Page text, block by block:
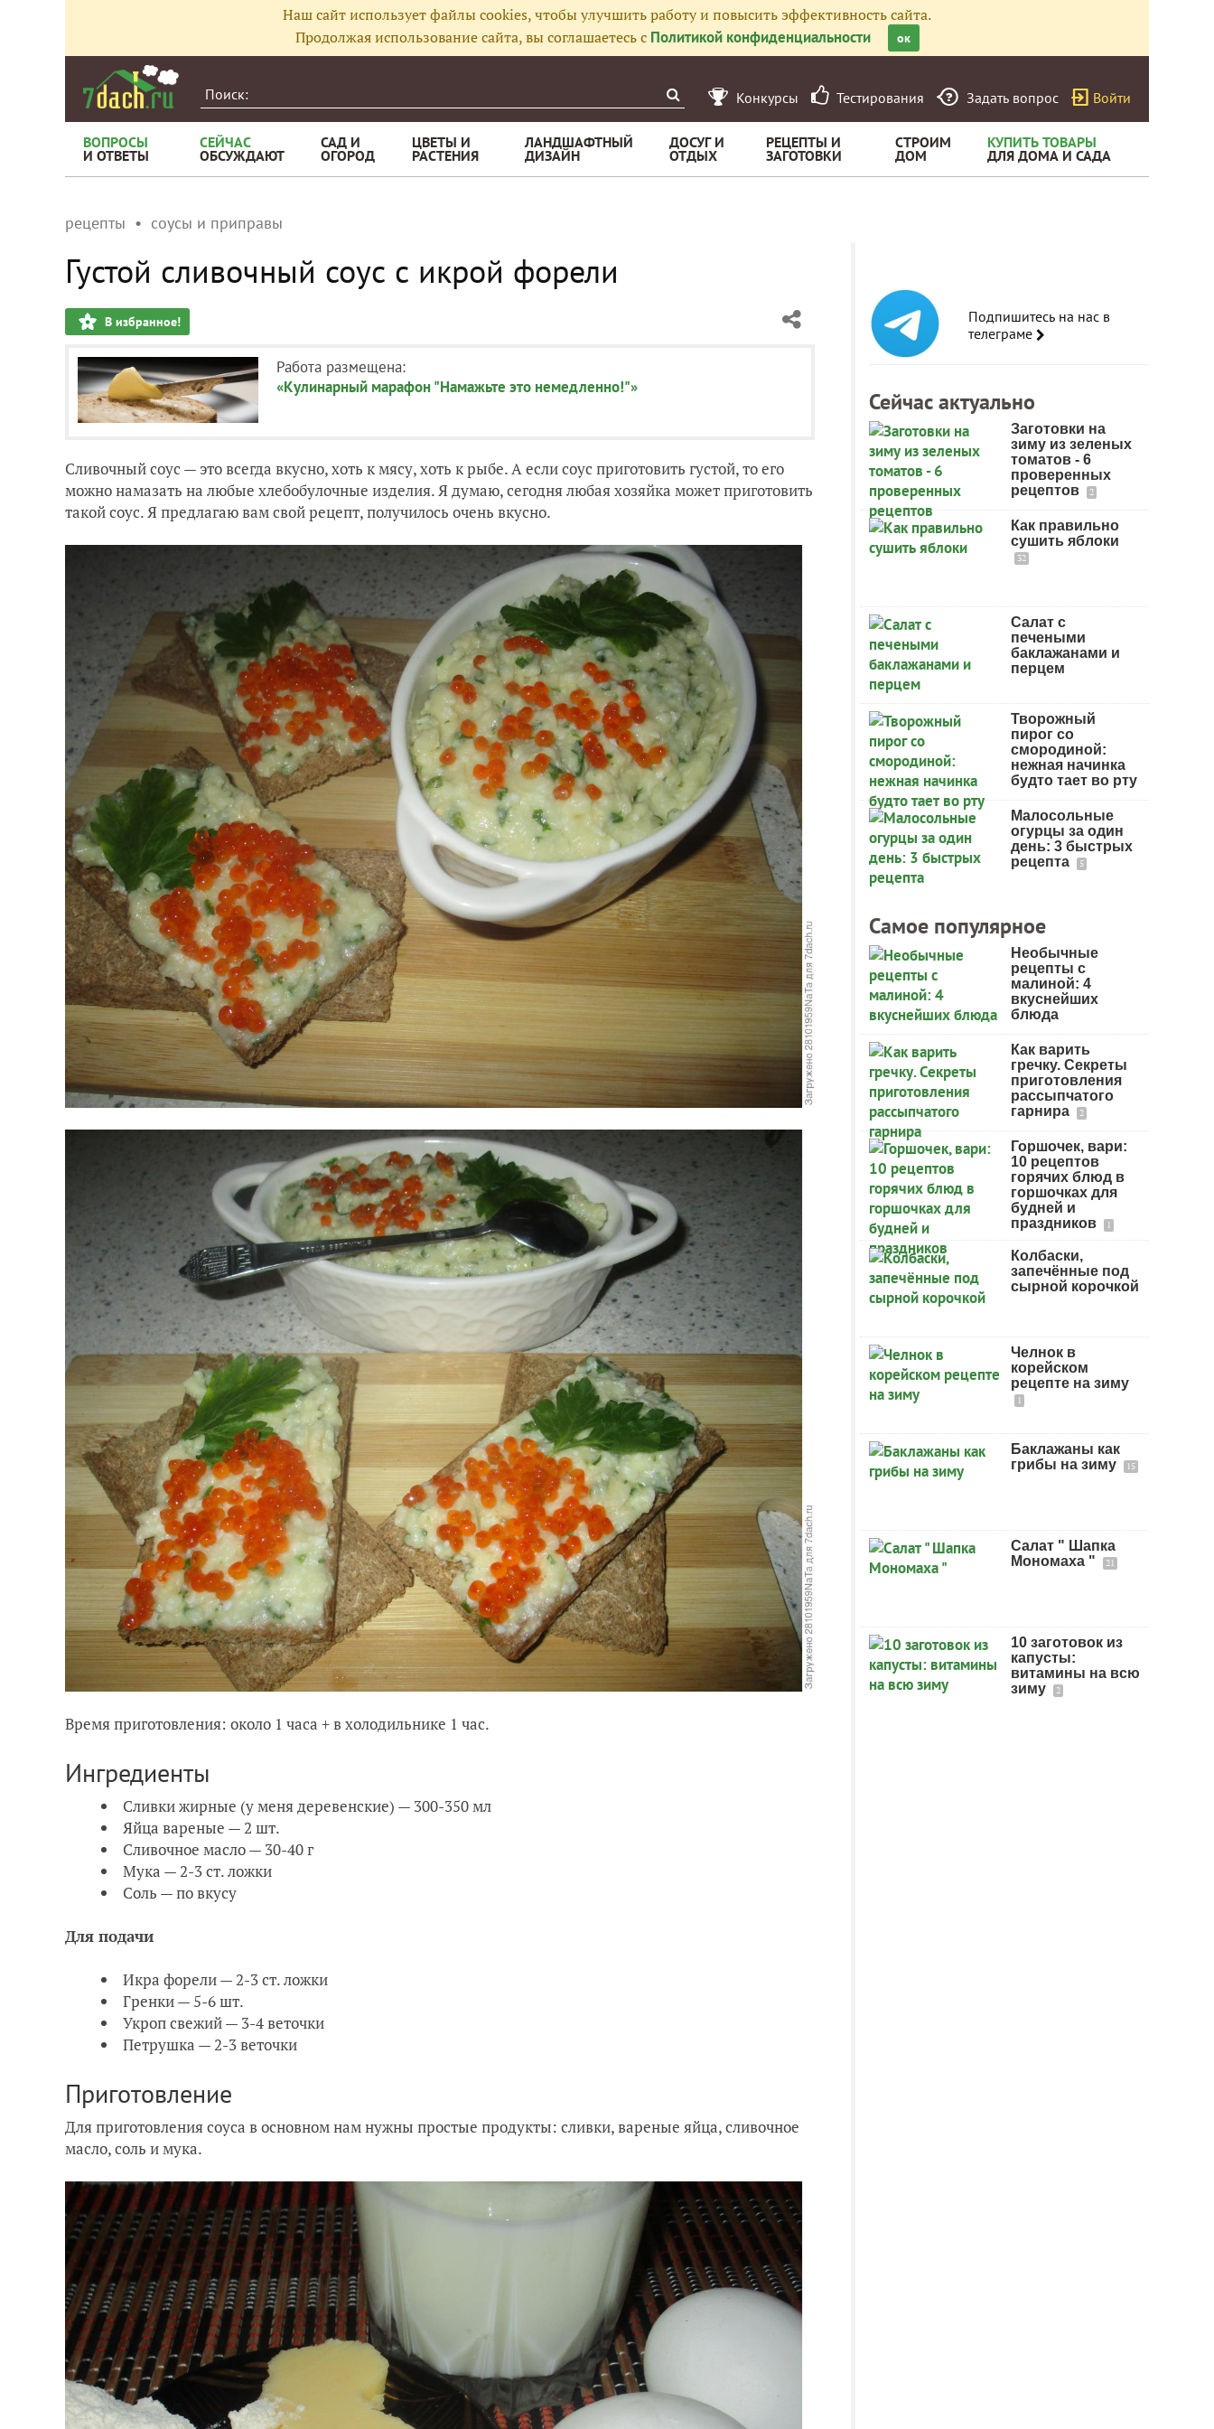
Наш сайт использует файлы cookies, чтобы улучшить работу и повысить эффективность сайта.
Продолжая использование сайта, вы соглашаетесь с Политикой конфиденциальности ок
Конкурсы Тестирования Задать вопрос Войти
ВОПРОСЫ
И ОТВЕТЫ
СЕЙЧАС
ОБСУЖДАЮТ
САД И
ОГОРОД
ЦВЕТЫ И
РАСТЕНИЯ
ЛАНДШАФТНЫЙ
ДИЗАЙН
ДОСУГ И
ОТДЫХ
РЕЦЕПТЫ И
ЗАГОТОВКИ
СТРОИМ
ДОМ
КУПИТЬ ТОВАРЫ
ДЛЯ ДОМА И САДА
рецепты соусы и приправы
Густой сливочный соус с икрой форели
В избранное!
Работа размещена:
«Кулинарный марафон "Намажьте это немедленно!"»
Сливочный соус — это всегда вкусно, хоть к мясу, хоть к рыбе. А если соус приготовить густой, то его
можно намазать на любые хлебобулочные изделия. Я думаю, сегодня любая хозяйка может приготовить
такой соус. Я предлагаю вам свой рецепт, получилось очень вкусно.
Время приготовления: около 1 часа + в холодильнике 1 час.
Ингредиенты
Сливки жирные (у меня деревенские) — 300-350 мл
Яйца вареные — 2 шт.
Сливочное масло — 30-40 г
Мука — 2-3 ст. ложки
Соль — по вкусу
Для подачи
Икра форели — 2-3 ст. ложки
Гренки — 5-6 шт.
Укроп свежий — 3-4 веточки
Петрушка — 2-3 веточки
Приготовление
Для приготовления соуса в основном нам нужны простые продукты: сливки, вареные яйца, сливочное
масло, соль и мука.
Подпишитесь на нас в
телеграме
Сейчас актуально
Заготовки на
зиму из зеленых
томатов - 6
проверенных
рецептов
2
Как правильно
сушить яблоки
32
Салат с
печеными
баклажанами и
перцем
Творожный
пирог со
смородиной:
нежная начинка
будто тает во рту
Малосольные
огурцы за один
день: 3 быстрых
рецепта
5
Самое популярное
Необычные
рецепты с
малиной: 4
вкуснейших
блюда
Как варить
гречку. Секреты
приготовления
рассыпчатого
гарнира
2
Горшочек, вари:
10 рецептов
горячих блюд в
горшочках для
будней и
праздников
1
Колбаски,
запечённые под
сырной корочкой
Челнок в
корейском
рецепте на зиму
1
Баклажаны как
грибы на зиму
15
Салат " Шапка
Мономаха "
21
10 заготовок из
капусты:
витамины на всю
зиму
2